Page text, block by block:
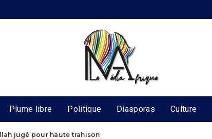
Plume libre Politique Diasporas Culture
jugé pour haute trahison